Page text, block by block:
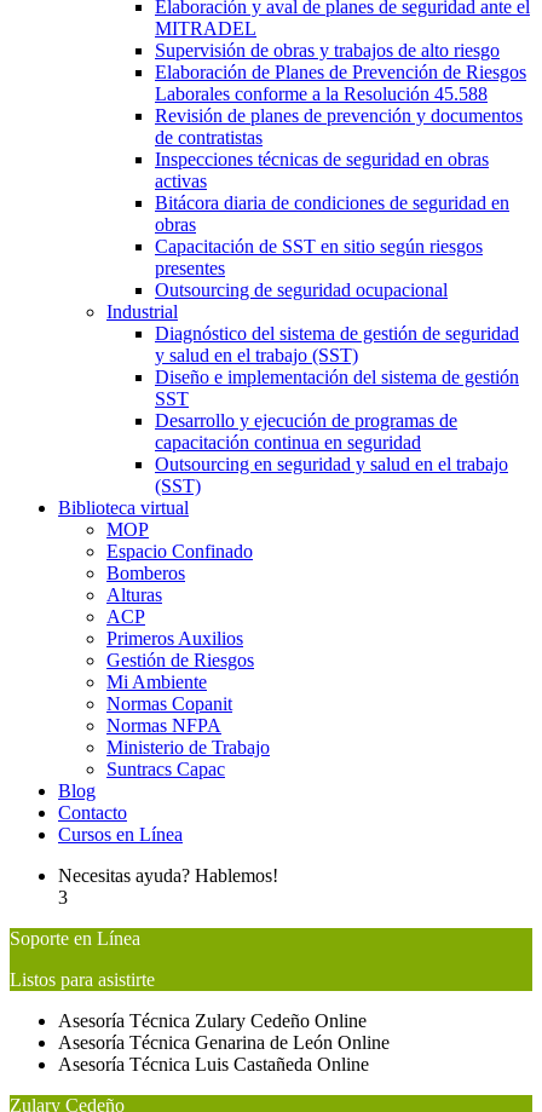
Elaboración y aval de planes de seguridad ante el
MITRADEL
Supervisión de obras y trabajos de alto riesgo
Elaboración de Planes de Prevención de Riesgos
Laborales conforme a la Resolución 45.588
Revisión de planes de prevención y documentos
de contratistas
Inspecciones técnicas de seguridad en obras
activas
Bitácora diaria de condiciones de seguridad en
obras
Capacitación de SST en sitio según riesgos
presentes
Outsourcing de seguridad ocupacional
Industrial
Diagnóstico del sistema de gestión de seguridad
y salud en el trabajo (SST)
Diseño e implementación del sistema de gestión
SST
Desarrollo y ejecución de programas de
capacitación continua en seguridad
Outsourcing en seguridad y salud en el trabajo
(SST)
Biblioteca virtual
MOP
Espacio Confinado
Bomberos
Alturas
ACP
Primeros Auxilios
Gestión de Riesgos
Mi Ambiente
Normas Copanit
Normas NFPA
Ministerio de Trabajo
Suntracs Capac
Blog
Contacto
Cursos en Línea
Necesitas ayuda? Hablemos!
3
Soporte en Línea
Listos para asistirte
Asesoría Técnica Zulary Cedeño Online
Asesoría Técnica Genarina de León Online
Asesoría Técnica Luis Castañeda Online
Zulary Cedeño